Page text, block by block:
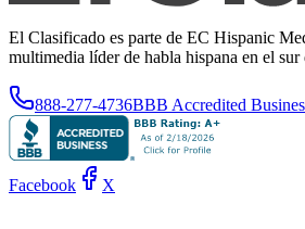
El Clasificado es parte de EC Hispanic
multimedia líder de habla hispana en el
888-277-4736BBB Accredited
Facebook X